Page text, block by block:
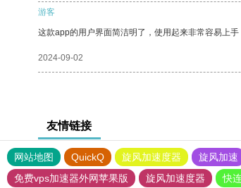
游客
这款app的用户界面简洁明了，使用起来非常容易上手
2024-09-02
友情链接
网站地图 QuickQ 旋风加速度器 旋风加速
免费vps加速器外网苹果版
旋风加速度器 快